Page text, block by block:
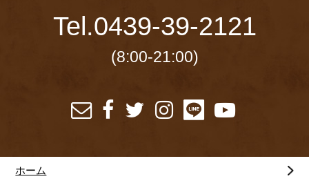
Tel.0439-39-2121
(8:00-21:00)
ホーム